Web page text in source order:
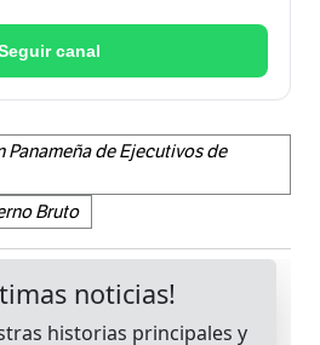
canal
Panameña de Ejecutivos de
Bruto